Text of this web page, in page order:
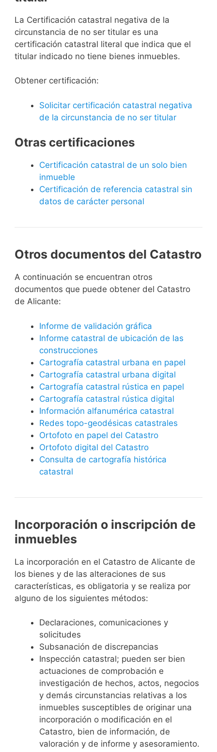
La Certificación catastral negativa de la
circunstancia de no ser titular es una
certificación catastral literal que indica que el
titular indicado no tiene bienes inmuebles.
Obtener certificación:
Solicitar certificación catastral negativa
de la circunstancia de no ser titular
Otras certificaciones
Certificación catastral de un solo bien
inmueble
Certificación de referencia catastral sin
datos de carácter personal
Otros documentos del Catastro
A continuación se encuentran otros
documentos que puede obtener del Catastro
de Alicante:
Informe de validación gráfica
Informe catastral de ubicación de las
construcciones
Cartografía catastral urbana en papel
Cartografía catastral urbana digital
Cartografía catastral rústica en papel
Cartografía catastral rústica digital
Información alfanumérica catastral
Redes topo-geodésicas catastrales
Ortofoto en papel del Catastro
Ortofoto digital del Catastro
Consulta de cartografía histórica
catastral
Incorporación o inscripción de
inmuebles
La incorporación en el Catastro de Alicante de
los bienes y de las alteraciones de sus
características, es obligatoria y se realiza por
alguno de los siguientes métodos:
Declaraciones, comunicaciones y
solicitudes
Subsanación de discrepancias
Inspección catastral; pueden ser bien
actuaciones de comprobación e
investigación de hechos, actos, negocios
y demás circunstancias relativas a los
inmuebles susceptibles de originar una
incorporación o modificación en el
Catastro, bien de información, de
valoración y de informe y asesoramiento.